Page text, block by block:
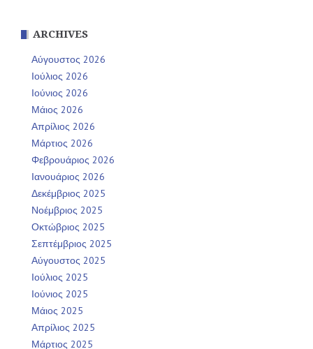
ARCHIVES
Αύγουστος 2026
Ιούλιος 2026
Ιούνιος 2026
Μάιος 2026
Απρίλιος 2026
Μάρτιος 2026
Φεβρουάριος 2026
Ιανουάριος 2026
Δεκέμβριος 2025
Νοέμβριος 2025
Οκτώβριος 2025
Σεπτέμβριος 2025
Αύγουστος 2025
Ιούλιος 2025
Ιούνιος 2025
Μάιος 2025
Απρίλιος 2025
Μάρτιος 2025